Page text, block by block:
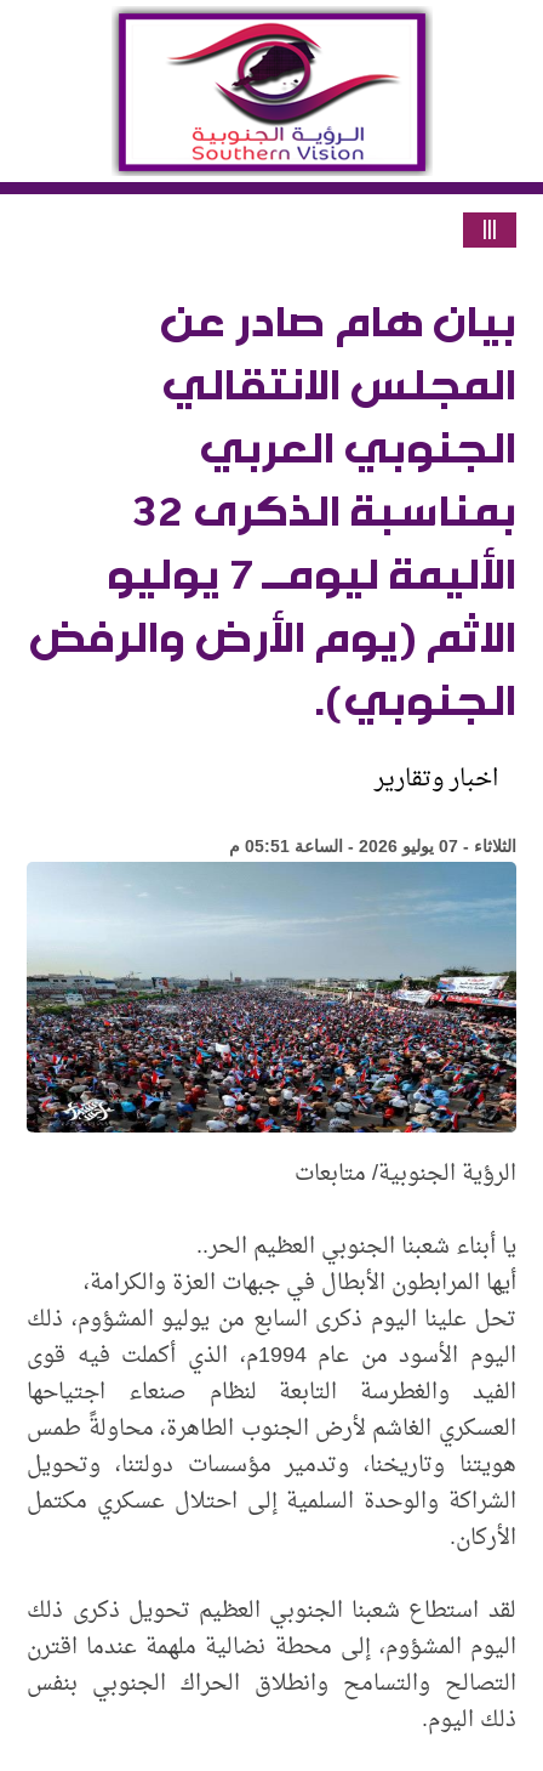
بيان هام صادر عن
المجلس الانتقالي
الجنوبي العربي ​
بمناسبة الذكرى 32
الأليمة ليومـ 7 يوليو
الاثم (يوم الأرض والرفض
الجنوبي).
اخبار وتقارير
الثلاثاء - 07 يوليو 2026 - الساعة 05:51 م
الرؤية الجنوبية/ متابعات
​يا أبناء شعبنا الجنوبي العظيم الحر..
أيها المرابطون الأبطال في جبهات العزة والكرامة،
​تحل علينا اليوم ذكرى السابع من يوليو المشؤوم، ذلك
اليوم الأسود من عام 1994م، الذي أكملت فيه قوى
الفيد والغطرسة التابعة لنظام صنعاء اجتياحها
العسكري الغاشم لأرض الجنوب الطاهرة، محاولةً طمس
هويتنا وتاريخنا، وتدمير مؤسسات دولتنا، وتحويل
الشراكة والوحدة السلمية إلى احتلال عسكري مكتمل
الأركان.
لقد استطاع شعبنا الجنوبي العظيم تحويل ذكرى ذلك
اليوم المشؤوم، إلى محطة نضالية ملهمة عندما اقترن
التصالح والتسامح وانطلاق الحراك الجنوبي بنفس
ذلك اليوم.